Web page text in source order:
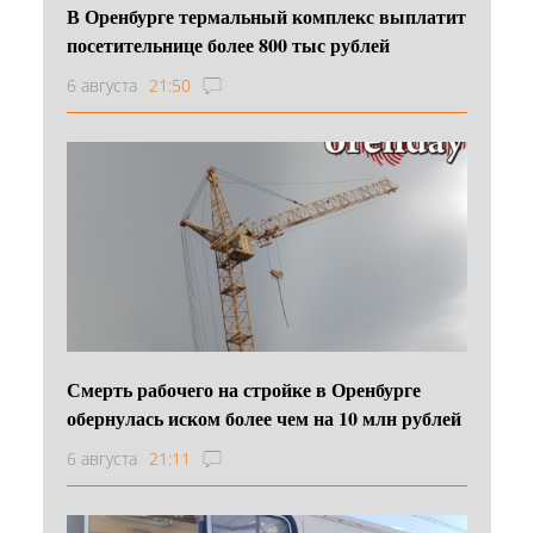
В Оренбурге термальный комплекс выплатит
посетительнице более 800 тыс рублей
6 августа 21:50
Смерть рабочего на стройке в Оренбурге
обернулась иском более чем на 10 млн рублей
6 августа 21:11